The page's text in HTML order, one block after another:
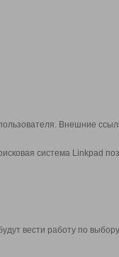
Внешние
система Linkpad
вести работу по